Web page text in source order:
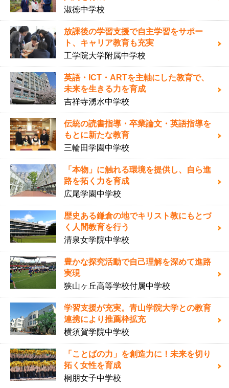
淑徳中学校
放課後の学習支援で自主学習をサポー
ト、キャリア教育も充実
工学院大学附属中学校
英語・ICT・ARTを主軸にした教育で、
未来を生きる力を育成
吉祥寺湧水中学校
伝統の読書指導・卒業論文・英語指導を
もとに新たな教育
三輪田学園中学校
「本物」に触れる環境を提供し、自ら進
路を拓く力を育成
広尾学園中学校
歴史ある鎌倉の地でキリスト教にもとづ
く人間教育を行う
清泉女学院中学校
豊かな探究活動で自己理解を深めて進路
実現
狭山ヶ丘高等学校付属中学校
学習支援が充実。青山学院大学との教育
連携により推薦枠拡充
横須賀学院中学校
「ことばの力」を創造力に！未来を切り
拓く女性を育成
桐朋女子中学校